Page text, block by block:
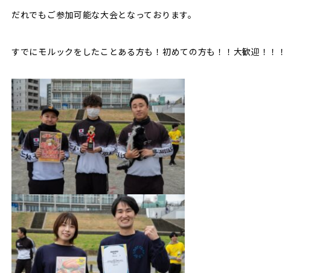
だれでもご参加可能な大会となっております。
すでにモルックをしたことある方も！初めての方も！！大歓迎！！！